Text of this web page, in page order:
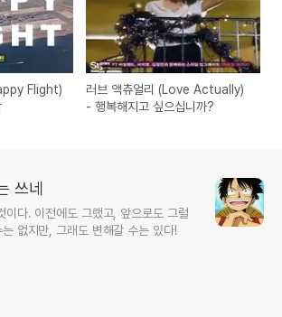
Flight)
러브 액츄얼리 (Love Actually)
- 행복해지고 싶으십니까?
쓰네
이다. 이전에도 그랬고, 앞으로도 그럴
없지만, 그래도 변해갈 수는 있다!